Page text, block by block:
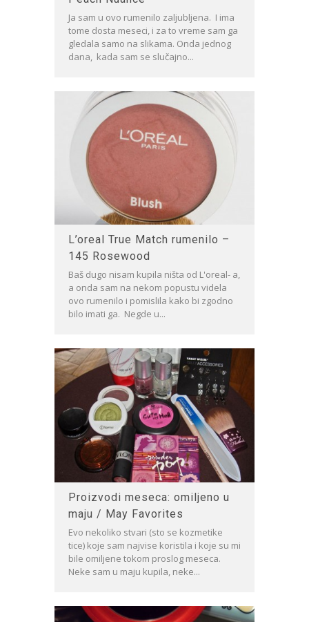
Ja sam u ovo rumenilo zaljubljena. I ima
tome dosta meseci, i za to vreme sam ga
gledala samo na slikama. Onda jednog
dana, kada sam se slučajno...
L’oreal True Match rumenilo –
145 Rosewood
Baš dugo nisam kupila ništa od L'oreal- a,
a onda sam na nekom popustu videla
ovo rumenilo i pomislila kako bi zgodno
bilo imati ga. Negde u...
Proizvodi meseca: omiljeno u
maju / May Favorites
Evo nekoliko stvari (sto se kozmetike
tice) koje sam najvise koristila i koje su mi
bile omiljene tokom proslog meseca.
Neke sam u maju kupila, neke...